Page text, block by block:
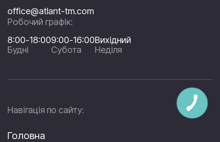
office@atlant-tm.com
Робочий графік:
8:00-18:00
Будні
9:00-16:00
Субота
Вихідний
Неділя
Навігація по сайту:
Головна